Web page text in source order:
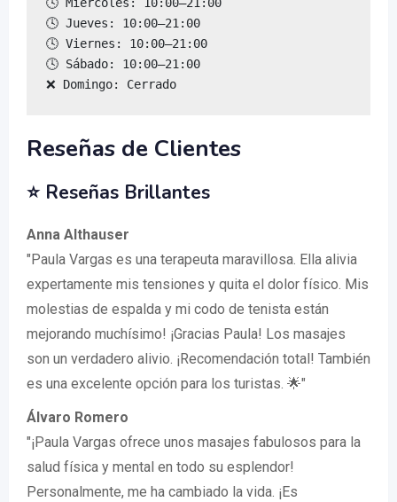
🕓 Miércoles: 10:00–21:00
🕓 Jueves: 10:00–21:00
🕓 Viernes: 10:00–21:00
🕓 Sábado: 10:00–21:00
❌ Domingo: Cerrado
Reseñas de Clientes
⭐ Reseñas Brillantes
Anna Althauser
"Paula Vargas es una terapeuta maravillosa. Ella alivia
expertamente mis tensiones y quita el dolor físico. Mis
molestias de espalda y mi codo de tenista están
mejorando muchísimo! ¡Gracias Paula! Los masajes
son un verdadero alivio. ¡Recomendación total! También
es una excelente opción para los turistas. 🌟"
Álvaro Romero
"¡Paula Vargas ofrece unos masajes fabulosos para la
salud física y mental en todo su esplendor!
Personalmente, me ha cambiado la vida. ¡Es